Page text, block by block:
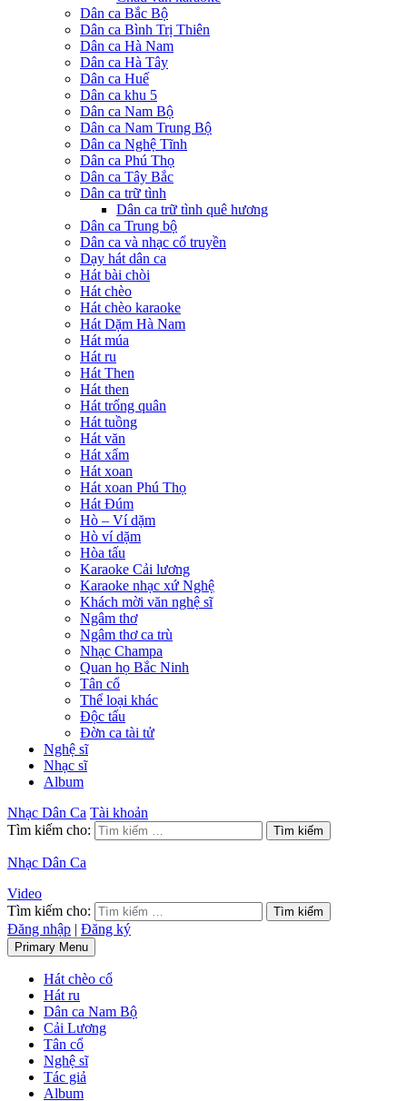
Dân ca Bắc Bộ
Dân ca Bình Trị Thiên
Dân ca Hà Nam
Dân ca Hà Tây
Dân ca Huế
Dân ca khu 5
Dân ca Nam Bộ
Dân ca Nam Trung Bộ
Dân ca Nghệ Tĩnh
Dân ca Phú Thọ
Dân ca Tây Bắc
Dân ca trữ tình
Dân ca trữ tình quê hương
Dân ca Trung bộ
Dân ca và nhạc cổ truyền
Dạy hát dân ca
Hát bài chòi
Hát chèo
Hát chèo karaoke
Hát Dặm Hà Nam
Hát múa
Hát ru
Hát Then
Hát then
Hát trống quân
Hát tuồng
Hát văn
Hát xẩm
Hát xoan
Hát xoan Phú Thọ
Hát Đúm
Hò – Ví dặm
Hò ví dặm
Hòa tấu
Karaoke Cải lương
Karaoke nhạc xứ Nghệ
Khách mời văn nghệ sĩ
Ngâm thơ
Ngâm thơ ca trù
Nhạc Champa
Quan họ Bắc Ninh
Tân cổ
Thể loại khác
Độc tấu
Đờn ca tài tử
Nghệ sĩ
Nhạc sĩ
Album
Nhạc Dân Ca Tài khoản
Tìm kiếm cho:
Nhạc Dân Ca
Video
Tìm kiếm cho:
Đăng nhập | Đăng ký
Primary Menu
Hát chèo cổ
Hát ru
Dân ca Nam Bộ
Cải Lương
Tân cổ
Nghệ sĩ
Tác giả
Album